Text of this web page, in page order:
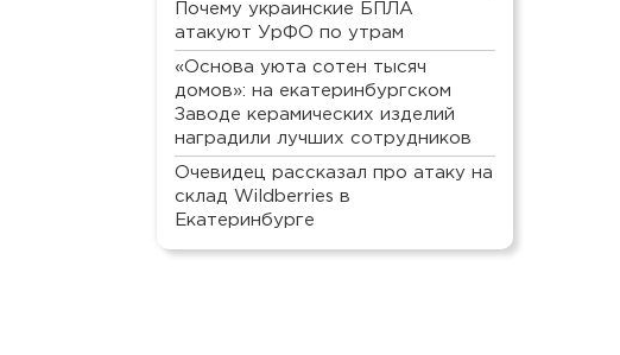
Почему украинские БПЛА
атакуют УрФО по утрам
«Основа уюта сотен тысяч
домов»: на екатеринбургском
Заводе керамических изделий
наградили лучших сотрудников
Очевидец рассказал про атаку на
склад Wildberries в
Екатеринбурге